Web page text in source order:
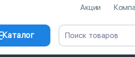
Акции
Каталог